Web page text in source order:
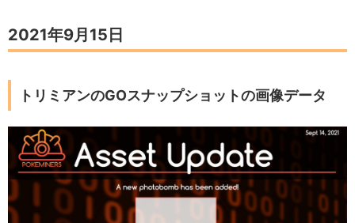
2021年9月15日
トリミアンのGOスナップショットの画像データ